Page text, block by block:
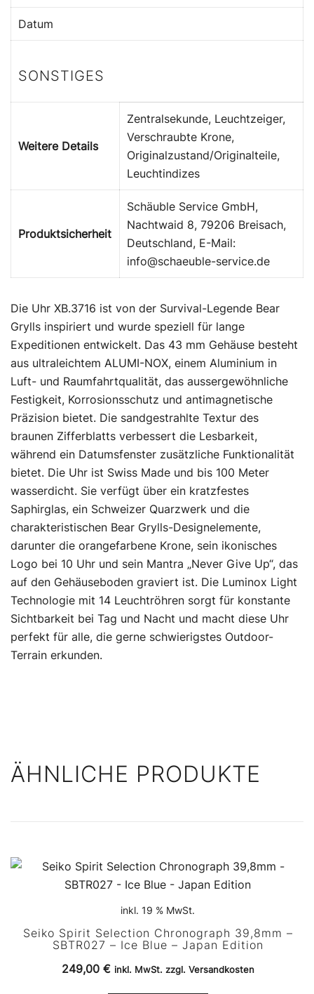
Datum
SONSTIGES
Weitere Details
Zentralsekunde, Leuchtzeiger,
Verschraubte Krone,
Originalzustand/Originalteile,
Leuchtindizes
Produktsicherheit
Schäuble Service GmbH,
Nachtwaid 8, 79206 Breisach,
Deutschland, E-Mail:
info@schaeuble-service.de
Die Uhr XB.3716 ist von der Survival-Legende Bear
Grylls inspiriert und wurde speziell für lange
Expeditionen entwickelt. Das 43 mm Gehäuse besteht
aus ultraleichtem ALUMI-NOX, einem Aluminium in
Luft- und Raumfahrtqualität, das aussergewöhnliche
Festigkeit, Korrosionsschutz und antimagnetische
Präzision bietet. Die sandgestrahlte Textur des
braunen Zifferblatts verbessert die Lesbarkeit,
während ein Datumsfenster zusätzliche Funktionalität
bietet. Die Uhr ist Swiss Made und bis 100 Meter
wasserdicht. Sie verfügt über ein kratzfestes
Saphirglas, ein Schweizer Quarzwerk und die
charakteristischen Bear Grylls-Designelemente,
darunter die orangefarbene Krone, sein ikonisches
Logo bei 10 Uhr und sein Mantra „Never Give Up“, das
auf den Gehäuseboden graviert ist. Die Luminox Light
Technologie mit 14 Leuchtröhren sorgt für konstante
Sichtbarkeit bei Tag und Nacht und macht diese Uhr
perfekt für alle, die gerne schwierigstes Outdoor-
Terrain erkunden.
ÄHNLICHE PRODUKTE
inkl. 19 % MwSt.
Seiko Spirit Selection Chronograph 39,8mm –
SBTR027 – Ice Blue – Japan Edition
249,00 € inkl. MwSt. zzgl. Versandkosten